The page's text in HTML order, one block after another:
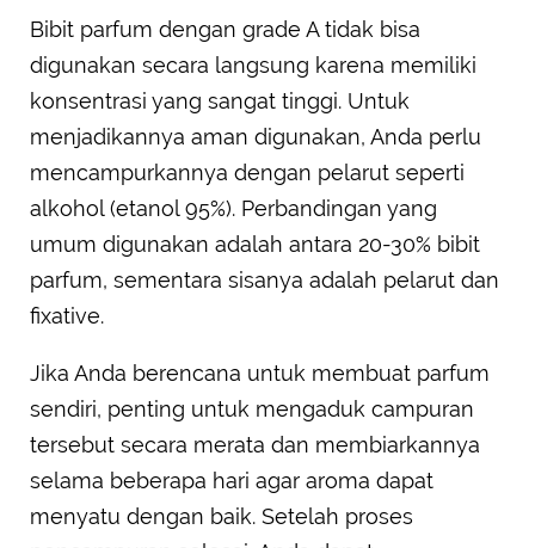
Bibit parfum dengan grade A tidak bisa
digunakan secara langsung karena memiliki
konsentrasi yang sangat tinggi. Untuk
menjadikannya aman digunakan, Anda perlu
mencampurkannya dengan pelarut seperti
alkohol (etanol 95%). Perbandingan yang
umum digunakan adalah antara 20-30% bibit
parfum, sementara sisanya adalah pelarut dan
fixative.
Jika Anda berencana untuk membuat parfum
sendiri, penting untuk mengaduk campuran
tersebut secara merata dan membiarkannya
selama beberapa hari agar aroma dapat
menyatu dengan baik. Setelah proses